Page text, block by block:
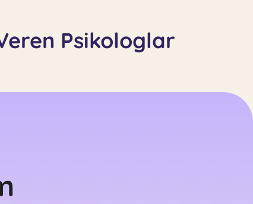
Psikologlar